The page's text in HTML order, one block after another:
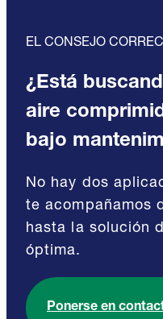
EL CONSEJO
¿Está
aire
bajo
No hay dos
te acompañamos
hasta la solución
óptima.
Ponerse en